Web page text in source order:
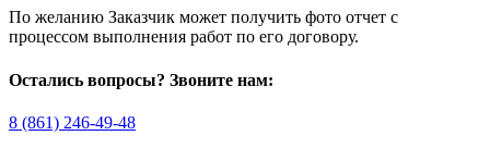
По желанию Заказчик может получить фото отчет с
процессом выполнения работ по его договору.
Остались вопросы? Звоните нам:
8 (861) 246-49-48